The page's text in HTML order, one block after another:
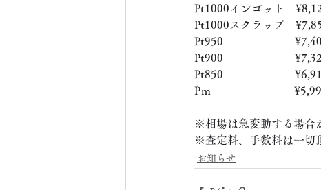
Pt1000インゴット　
Pt1000スクラップ　
Pt950　　　　　　
Pt900　　　　　　
Pt850　　　　　　
Pｍ　　　　　　　
※相場は急変動する場合
※査定料、手数料は一切
お知らせ